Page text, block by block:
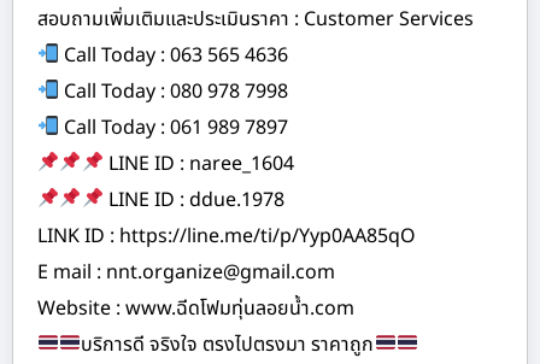
สอบถามเพิ่มเติมและประเมินราคา : Customer Services
Call Today : 063 565 4636
Call Today : 080 978 7998
Call Today : 061 989 7897
LINE ID : naree_1604
LINE ID : ddue.1978
LINK ID : https://line.me/ti/p/Yyp0AA85qO
E mail : nnt.organize@gmail.com
Website : www.ฉีดโฟมทุ่นลอยน้ำ.com
บริการดี จริงใจ ตรงไปตรงมา ราคาถูก